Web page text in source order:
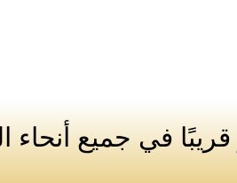
في جميع